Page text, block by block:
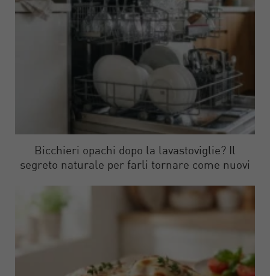
Bicchieri opachi dopo la lavastoviglie? Il
segreto naturale per farli tornare come nuovi